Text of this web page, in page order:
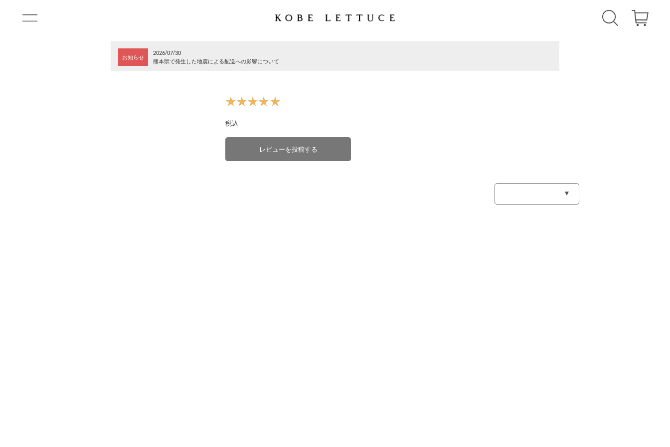
お知らせ
2026/07/30
熊本県で発生した地震による配送への影響について
★★★★★
★★★★★
税込
レビューを投稿する